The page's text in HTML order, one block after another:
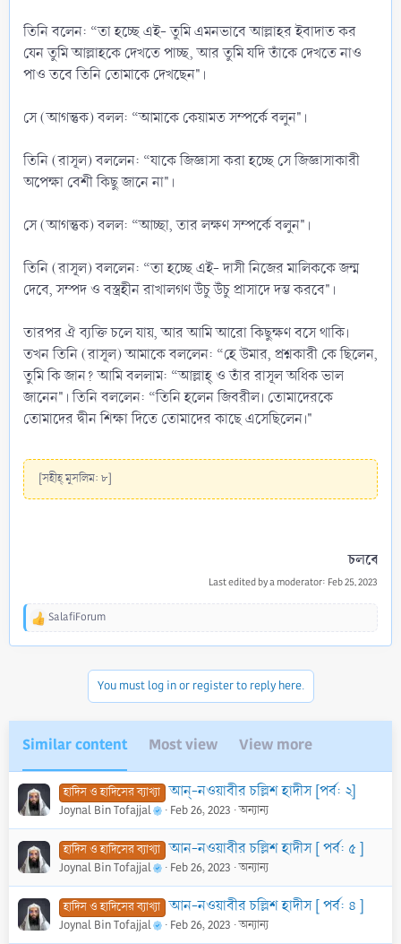
তিনি বলেন: “তা হচ্ছে এই- তুমি এমনভাবে আল্লাহর ইবাদাত কর
যেন তুমি আল্লাহকে দেখতে পাচ্ছ, আর তুমি যদি তাঁকে দেখতে নাও
পাও তবে তিনি তোমাকে দেখছেন"।
সে (আগন্তুক) বলল: “আমাকে কেয়ামত সম্পর্কে বলুন"।
তিনি (রাসূল) বললেন: “যাকে জিজ্ঞাসা করা হচ্ছে সে জিজ্ঞাসাকারী
অপেক্ষা বেশী কিছু জানে না"।
সে (আগন্তুক) বলল: “আচ্ছা, তার লক্ষণ সম্পর্কে বলুন"।
তিনি (রাসূল) বললেন: “তা হচ্ছে এই- দাসী নিজের মালিককে জন্ম
দেবে, সম্পদ ও বস্ত্রহীন রাখালগণ উঁচু উঁচু প্রাসাদে দম্ভ করবে"।
তারপর ঐ ব্যক্তি চলে যায়, আর আমি আরো কিছুক্ষণ বসে থাকি।
তখন তিনি (রাসূল) আমাকে বললেন: “হে উমার, প্রশ্নকারী কে ছিলেন,
তুমি কি জান? আমি বললাম: “আল্লাহ্ ও তাঁর রাসূল অধিক ভাল
জানেন"। তিনি বললেন: “তিনি হলেন জিবরীল। তোমাদেরকে
তোমাদের দ্বীন শিক্ষা দিতে তোমাদের কাছে এসেছিলেন।"
[সহীহ্ মুসলিম: ৮]
চলবে
Last edited by a moderator: Feb 25, 2023
R
o
n
s
:
SalafiForum
You must log in or register to reply here.
Similar content Most view View more
হাদিস ও হাদিসের ব্যাখ্যা আন্-নওয়াবীর চল্লিশ হাদীস [পর্ব: ২]
Joynal Bin Tofajjal Feb 26, 2023 অন্যান্য
হাদিস ও হাদিসের ব্যাখ্যা আন-নওয়াবীর চল্লিশ হাদীস [ পর্ব: ৫ ]
Joynal Bin Tofajjal Feb 26, 2023 অন্যান্য
হাদিস ও হাদিসের ব্যাখ্যা আন-নওয়াবীর চল্লিশ হাদীস [ পর্ব: ৪ ]
Joynal Bin Tofajjal Feb 26, 2023 অন্যান্য